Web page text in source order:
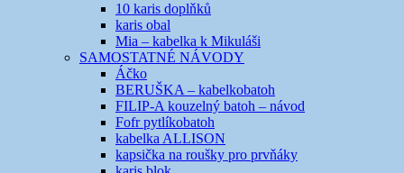
10 karis doplňků
karis obal
Mia – kabelka k Mikuláši
SAMOSTATNÉ NÁVODY
Áčko
BERUŠKA – kabelkobatoh
FILIP-A kouzelný batoh – návod
Fofr pytlíkobatoh
kabelka ALLISON
kapsička na roušky pro prvňáky